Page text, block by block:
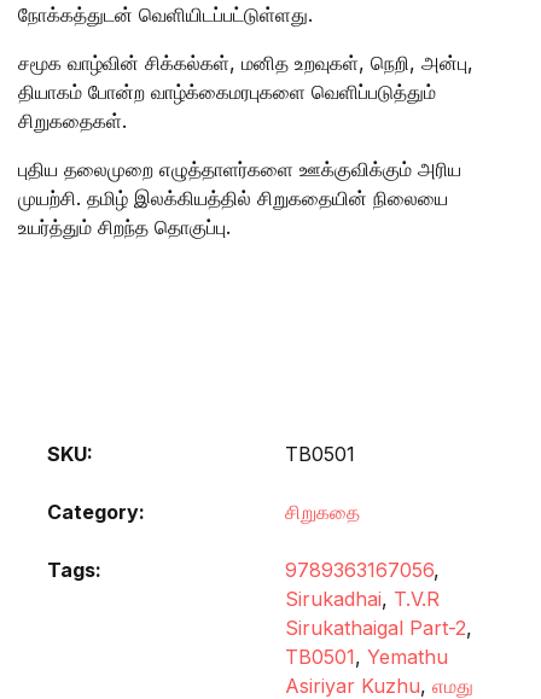
நோக்கத்துடன் வெளியிடப்பட்டுள்ளது.
சமூக வாழ்வின் சிக்கல்கள், மனித உறவுகள், நெறி, அன்பு,
தியாகம் போன்ற வாழ்க்கைமரபுகளை வெளிப்படுத்தும்
சிறுகதைகள்.
புதிய தலைமுறை எழுத்தாளர்களை ஊக்குவிக்கும் அரிய
முயற்சி. தமிழ் இலக்கியத்தில் சிறுகதையின் நிலையை
உயர்த்தும் சிறந்த தொகுப்பு.
SKU: TB0501
Category: சிறுகதை
Tags: 9789363167056,
Sirukadhai, T.V.R
Sirukathaigal Part-2,
TB0501, Yemathu
Asiriyar Kuzhu, எமது